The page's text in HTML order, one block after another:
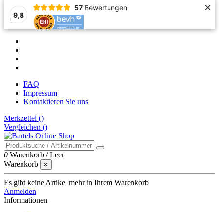
9,8
57 Bewertungen ×
FAQ
Impressum
Kontaktieren Sie uns
Merkzettel ()
Vergleichen ()
0 Warenkorb /Leer
Warenkorb
×
Es gibt keine Artikel mehr in Ihrem Warenkorb
Anmelden
Informationen